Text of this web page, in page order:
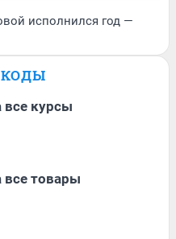
исполнился год —
все курсы
все товары